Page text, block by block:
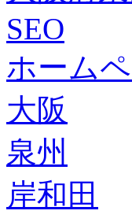
SEO
ホーム
大阪
泉州
岸和田